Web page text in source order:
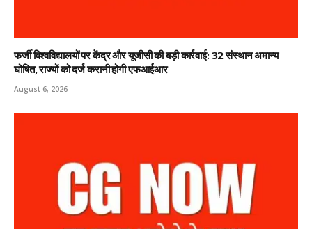
फर्जी विश्वविद्यालयों पर केंद्र और यूजीसी की बड़ी कार्रवाई: 32 संस्थान अमान्य
घोषित, राज्यों को दर्ज करानी होगी एफआईआर
August 6, 2026